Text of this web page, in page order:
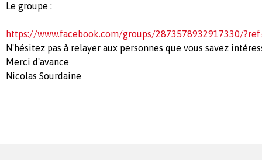
Le groupe :
https://www.facebook.com/groups/2873578932917330/
N'hésitez pas à relayer aux personnes que vous savez
Merci d'avance
Nicolas Sourdaine